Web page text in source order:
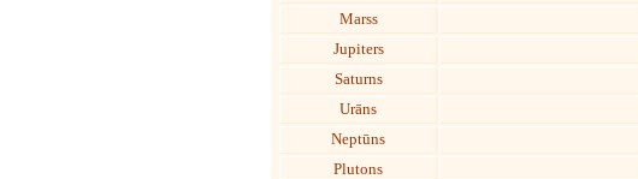
Marss
Jupiters
Saturns
Urāns
Neptūns
Plutons